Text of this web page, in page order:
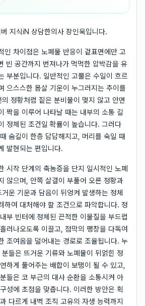
지식iN 상담한의사 장인욱입니다.
인 차이점은 노폐물 반응이 겉표면에만 고
빈 공간까지 번져나가 먹먹한 압박감을 유
부분입니다. 일반적인 고뿔은 수일이 흐르
으스스한 몸살 기운이 누그러지는 추이를
정황처럼 짙은 분비물이 멎지 않고 안면
짝을 이루어 나타날 때는 내부의 소통 길
정체된 조건일 확률이 높습니다. 그러다
숨길이 한층 답답해지고, 머리를 숙일 때
발현되는 편입니다.
시작 단계의 축농증을 단지 일시적인 노폐
않으며, 안쪽 살결이 부풀어 오른 정황과
운 기운과 담음이 뒤엉켜 발생하는 정체
하여 대처해야 할 조건으로 파악합니다. 정
부 빈터에 정체된 끈적한 이물질을 부드럽
러나오도록 이끌고, 점막의 팽창을 다독여
조여옴을 덜어내는 경로로 조율됩니다. 누
들은 뜨거운 기류와 노폐물이 뒤얽힌 정
하게 풀어주는 배합이 보탬이 될 수 있고,
들은 코 부근의 대사 순환을 소통시켜 아
성에 초점을 맞춥니다. 이러한 방안은 획
다르게 내벽 조직 고유의 자생 능력까지